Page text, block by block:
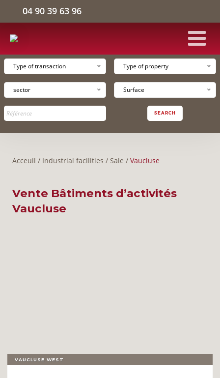
04 90 39 63 96
INDUSTRIAL FACILITIES
OFFICE SPACE
THE COMPANY
Type of transaction Type of property
sector Surface
SEARCH
Acceuil / Industrial facilities / Sale / Vaucluse
Vente Bâtiments d’activités
Vaucluse
VAUCLUSE WEST